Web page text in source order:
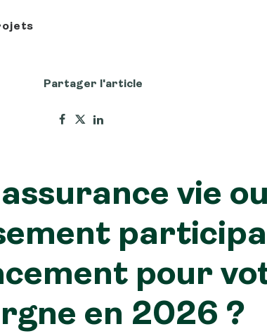
Partager l'article
assurance vie ou
pour
en 2026 ?